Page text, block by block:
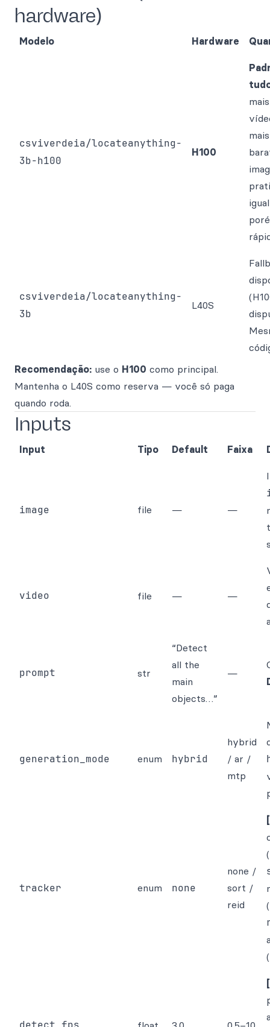
hardware)
Modelo Hardware
csviverdeia/locateanything-
3b-h100
H100
mais
csviverdeia/locateanything-
3b
L40S
Recomendação: use o H100 como principal.
Mantenha o L40S como reserva — você só paga
quando roda.
Inputs
Input Tipo Default Faixa
image file — —
video file — —
prompt str
“Detect
all the
main
objects…”
—
generation_mode enum hybrid
hybrid
/ ar /
mtp
tracker enum none
none /
sort /
reid